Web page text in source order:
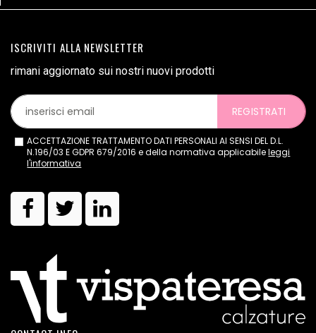
ISCRIVITI ALLA NEWSLETTER
rimani aggiornato sui nostri nuovi prodotti
REGISTRATI
ACCETTAZIONE TRATTAMENTO DATI PERSONALI AI SENSI DEL D.L.
N.196/03 E GDPR 679/2016 e della normativa applicabileleggi
l'informativa